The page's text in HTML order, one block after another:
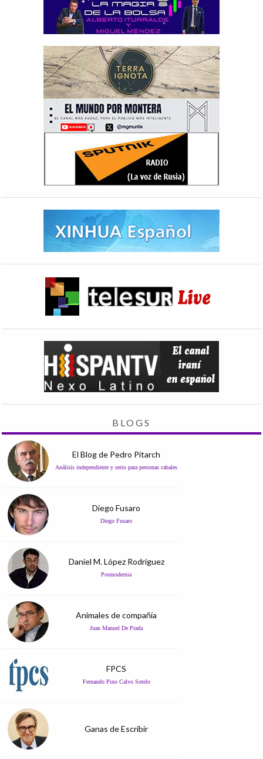
BLOGS
El Blog de Pedro Pitarch
Análisis independiente y serio para personas cabales
Diego Fusaro
Diego Fusaro
Daniel M. López Rodríguez
Posmodernia
Animales de compañía
Juan Manuel De Prada
FPCS
Fernando Pino Calvo Sotelo
Ganas de Escribir